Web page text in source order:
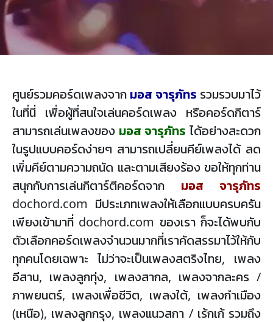
ศูนย์รวมคอร์ดเพลงจาก มอส จารุภัทร รวมรวบมาไว้
ในที่นี่ เพื่อผู้ที่สนใจเล่นคอร์ดเพลง หรือคอร์ดกีตาร์
สามารถเล่นเพลงของ มอส จารุภัทร ได้อย่างสะดวก
ในรูปแบบคอร์ดง่ายๆ สามารถเปลี่ยนคีย์เพลงได้ ลด
เพิ่มคีย์ตามความถนัด และตามเสียงร้อง ขอให้ทุกท่าน
สนุกกับการเล่นกีตาร์ตีคอร์ดจาก มอส จารุภัทร
dochord.com มีประเภทเพลงให้เลือกแบบครบครัน
เพียงเข้ามาที่ dochord.com ของเรา ก็จะได้พบกับ
ตัวเลือกคอร์ดเพลงจำนวนมากที่เราคัดสรรมาไว้ให้กับ
ทุกคนโดยเฉพาะ ไม่ว่าจะเป็นเพลงสตริงไทย, เพลง
อีสาน, เพลงลูกทุ่ง, เพลงสากล, เพลงจากละคร /
ภาพยนตร์, เพลงเพื่อชีวิต, เพลงใต้, เพลงกำเมือง
(เหนือ), เพลงลูกกรุง, เพลงแนวสกา / เร้กเก้ รวมถึง